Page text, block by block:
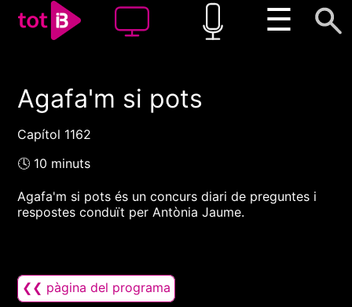
☰
00:00 00:00
Agafa'm si pots
Capítol 1162
🕓 10 minuts
Agafa'm si pots és un concurs diari de preguntes i
respostes conduït per Antònia Jaume.
❮❮ pàgina del programa